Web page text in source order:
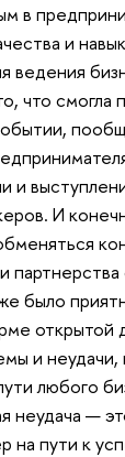
в
и
ведения
что смогла
и
И
было
открытой
и неудачи,
любого
неудача —
на пути к